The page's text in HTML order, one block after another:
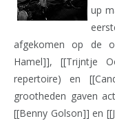
up
afgekomen op de
Hamel]], [[Trijntje
repertoire) en
grootheden gaven
[[Benny Golson]] en